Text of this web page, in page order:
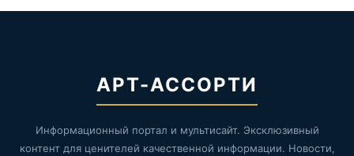
АРТ-АССОРТИ
Информационный портал и мультисайт. Эксклюзивный
контент для ценителей качественной информации. Новости,